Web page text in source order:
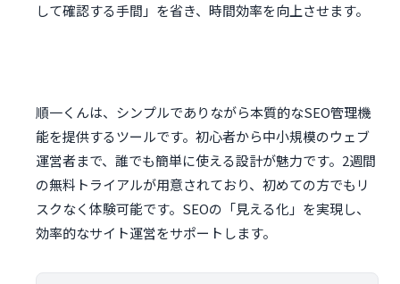
して確認する手間」を省き、時間効率を向上させます。
順一くんは、シンプルでありながら本質的なSEO管理機
能を提供するツールです。初心者から中小規模のウェブ
運営者まで、誰でも簡単に使える設計が魅力です。2週間
の無料トライアルが用意されており、初めての方でもリ
スクなく体験可能です。SEOの「見える化」を実現し、
効率的なサイト運営をサポートします。